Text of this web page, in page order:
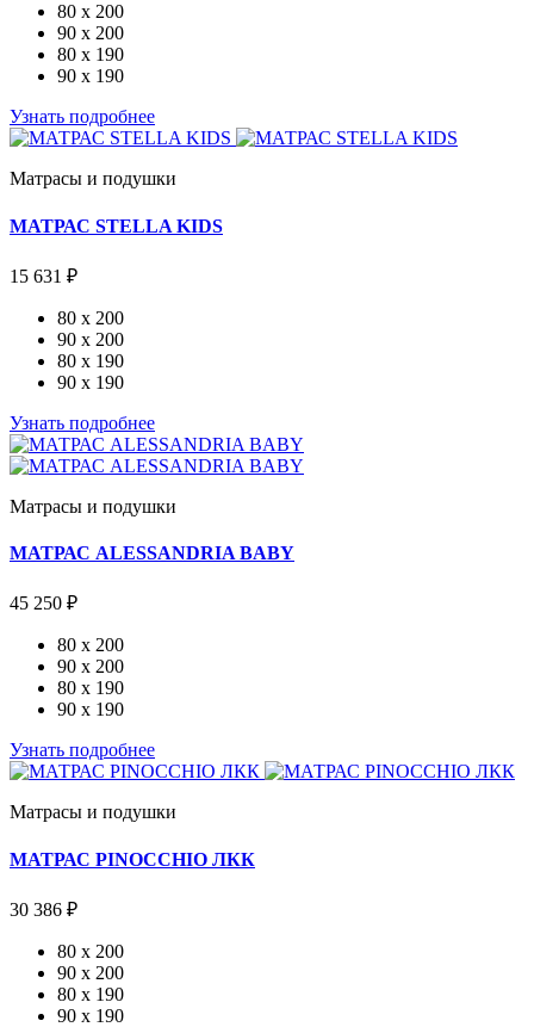
80 x 200
90 x 200
80 x 190
90 x 190
Узнать подробнее
Матрасы и подушки
МАТРАС STELLA KIDS
15 631 ₽
80 x 200
90 x 200
80 x 190
90 x 190
Узнать подробнее
Матрасы и подушки
МАТРАС ALESSANDRIA BABY
45 250 ₽
80 x 200
90 x 200
80 x 190
90 x 190
Узнать подробнее
Матрасы и подушки
МАТРАС PINOCCHIO ЛКК
30 386 ₽
80 x 200
90 x 200
80 x 190
90 x 190